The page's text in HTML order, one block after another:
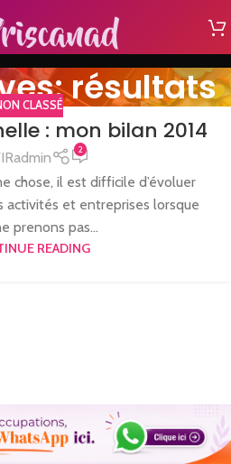
résultats
CLASSÉ
: mon bilan 2014
2
chose, il est difficile d’évoluer
activités et entreprises lorsque
prenons pas...
READING